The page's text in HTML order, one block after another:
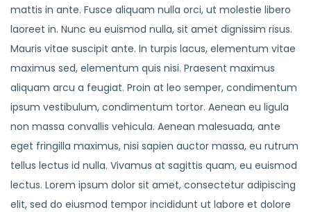
mattis in ante. Fusce aliquam nulla orci, ut molestie libero
laoreet in. Nunc eu euismod nulla, sit amet dignissim risus.
Mauris vitae suscipit ante. In turpis lacus, elementum vitae
maximus sed, elementum quis nisi. Praesent maximus
aliquam arcu a feugiat. Proin at leo semper, condimentum
ipsum vestibulum, condimentum tortor. Aenean eu ligula
non massa convallis vehicula. Aenean malesuada, ante
eget fringilla maximus, nisi sapien auctor massa, eu rutrum
tellus lectus id nulla. Vivamus at sagittis quam, eu euismod
lectus. Lorem ipsum dolor sit amet, consectetur adipiscing
elit, sed do eiusmod tempor incididunt ut labore et dolore